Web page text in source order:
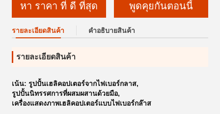
หา ราคา ที่ ดี ที่สุด พูดคุยกันตอนนี้
รายละเอียดสินค้า คําอธิบายสินค้า
รายละเอียดสินค้า
เน้น: รูปปั้นเฮลิคอปเตอร์จากไฟเบอร์กลาส,
รูปปั้นนิทรรศการที่ผสมผสานด้วยมือ,
เครื่องแสดงภาพเฮลิคอปเตอร์แบบไฟเบอร์กล๊าส